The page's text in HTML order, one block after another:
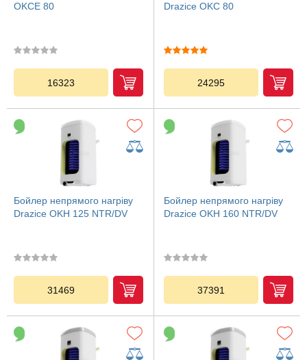
OKCE 80
16323
Drazice OKC 80
24295
Бойлер непрямого нагріву
Drazice OKH 125 NTR/DV
31469
Бойлер непрямого нагріву
Drazice OKH 160 NTR/DV
37391